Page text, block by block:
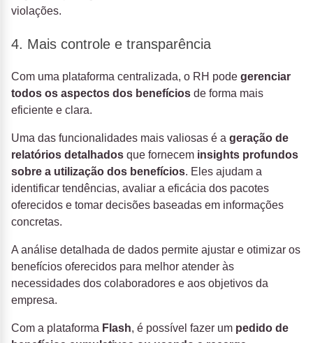
violações.
4. Mais controle e transparência
Com uma plataforma centralizada, o RH pode gerenciar
todos os aspectos dos benefícios de forma mais
eficiente e clara.
Uma das funcionalidades mais valiosas é a geração de
relatórios detalhados que fornecem insights profundos
sobre a utilização dos benefícios. Eles ajudam a
identificar tendências, avaliar a eficácia dos pacotes
oferecidos e tomar decisões baseadas em informações
concretas.
A análise detalhada de dados permite ajustar e otimizar os
benefícios oferecidos para melhor atender às
necessidades dos colaboradores e aos objetivos da
empresa.
Com a plataforma Flash, é possível fazer um pedido de